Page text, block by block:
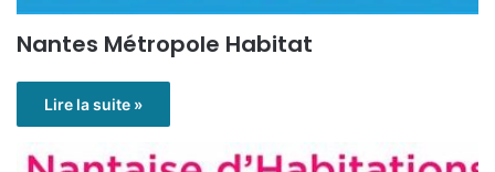
Nantes Métropole Habitat
Lire la suite »